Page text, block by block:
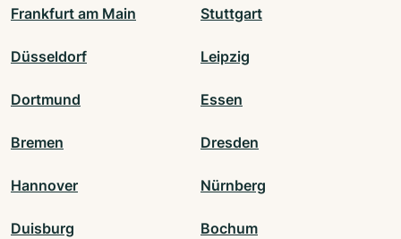
Frankfurt am Main Stuttgart
Düsseldorf Leipzig
Dortmund Essen
Bremen Dresden
Hannover Nürnberg
Duisburg Bochum